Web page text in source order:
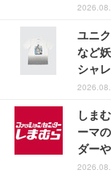
ユニ
など
シャ
しま
ーマ
ダー